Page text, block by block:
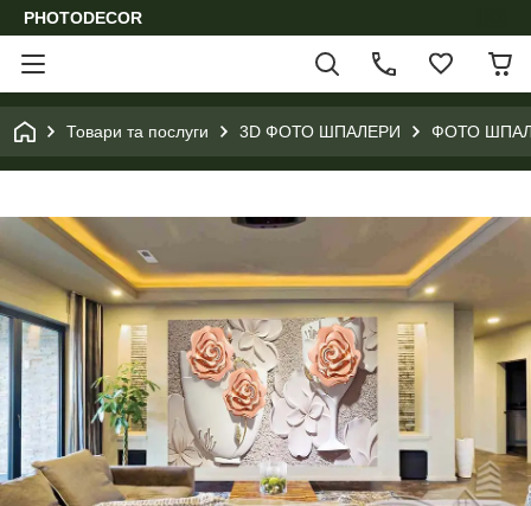
PHOTODECOR
Товари та послуги 3D ФОТО ШПАЛЕРИ ФОТО